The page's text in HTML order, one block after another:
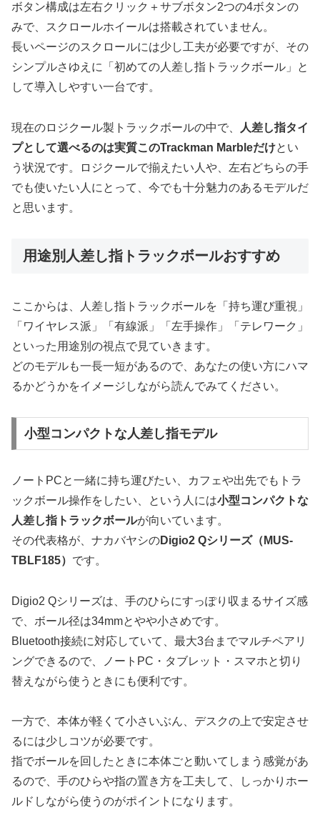
ボタン構成は左右クリック＋サブボタン2つの4ボタンの
みで、スクロールホイールは搭載されていません。
長いページのスクロールには少し工夫が必要ですが、その
シンプルさゆえに「初めての人差し指トラックボール」と
して導入しやすい一台です。
現在のロジクール製トラックボールの中で、
人差し指タイ
プとして選べるのは実質このTrackman Marbleだけとい
う状況です。ロジクールで揃えたい人や、左右どちらの手
でも使いたい人にとって、今でも十分魅力のあるモデルだ
と思います。
用途別人差し指トラックボールおすすめ
ここからは、人差し指トラックボールを「持ち運び重視」
「ワイヤレス派」「有線派」「左手操作」「テレワーク」
といった用途別の視点で見ていきます。
どのモデルも一長一短があるので、あなたの使い方にハマ
るかどうかをイメージしながら読んでみてください。
小型コンパクトな人差し指モデル
ノートPCと一緒に持ち運びたい、カフェや出先でもトラ
ックボール操作をしたい、という人には小型コンパクトな
人差し指トラックボールが向いています。
その代表格が、ナカバヤシのDigio2 Qシリーズ（MUS-
TBLF185） です。
Digio2 Qシリーズは、手のひらにすっぽり収まるサイズ感
で、ボール径は34mmとやや小さめです。
Bluetooth接続に対応していて、最大3台までマルチペアリ
ングできるので、ノートPC・タブレット・スマホと切り
替えながら使うときにも便利です。
一方で、 本体が軽くて小さいぶん、デスクの上で安定させ
るには少しコツが必要です。
指でボールを回したときに本体ごと動いてしまう感覚があ
るので、手のひらや指の置き方を工夫して、しっかりホー
ルドしながら使うのがポイントになります。